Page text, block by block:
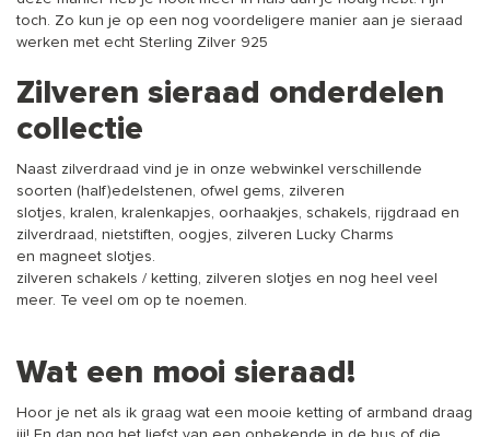
toch. Zo kun je op een nog voordeligere manier aan je sieraad
werken met echt Sterling Zilver 925
Zilveren sieraad onderdelen
collectie
Naast zilverdraad vind je in onze webwinkel verschillende
soorten (half)edelstenen , ofwel gems, zilveren
slotjes, kralen kralenkapjes oorhaakjes , schakels, rijgdraad en
zilverdraad, nietstiften oogjes , zilveren Lucky Charms
en magneet slotjes
zilveren schakels / ketting , zilveren slotjes en nog heel veel
meer. Te veel om op te noemen.
Wat een mooi sieraad!
Hoor je net als ik graag wat een mooie ketting of armband draag